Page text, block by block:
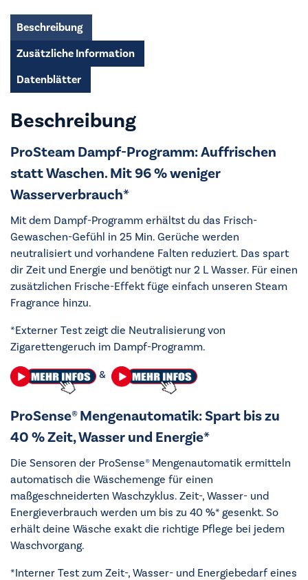
Beschreibung
Zusätzliche Information
Datenblätter
Beschreibung
ProSteam Dampf-Programm: Auffrischen
statt Waschen. Mit 96 % weniger
Wasserverbrauch*
Mit dem Dampf-Programm erhältst du das Frisch-
Gewaschen-Gefühl in 25 Min. Gerüche werden
neutralisiert und vorhandene Falten reduziert. Das spart
dir Zeit und Energie und benötigt nur 2 L Wasser. Für einen
zusätzlichen Frische-Effekt füge einfach unseren Steam
Fragrance hinzu.
*Externer Test zeigt die Neutralisierung von
Zigarettengeruch im Dampf-Programm.
&
ProSense® Mengenautomatik: Spart bis zu
40 % Zeit, Wasser und Energie*
Die Sensoren der ProSense® Mengenautomatik ermitteln
automatisch die Wäschemenge für einen
maßgeschneiderten Waschzyklus. Zeit-, Wasser- und
Energieverbrauch werden um bis zu 40 %* gesenkt. So
erhält deine Wäsche exakt die richtige Pflege bei jedem
Waschvorgang.
*Interner Test zum Zeit-, Wasser- und Energiebedarf eines